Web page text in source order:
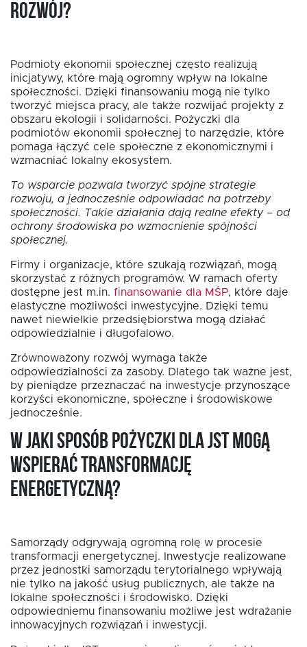
rozwój?
Podmioty ekonomii społecznej często realizują
inicjatywy, które mają ogromny wpływ na lokalne
społeczności. Dzięki finansowaniu mogą nie tylko
tworzyć miejsca pracy, ale także rozwijać projekty z
obszaru ekologii i solidarności. Pożyczki dla
podmiotów ekonomii społecznej to narzędzie, które
pomaga łączyć cele społeczne z ekonomicznymi i
wzmacniać lokalny ekosystem.
To wsparcie pozwala tworzyć spójne strategie
rozwoju, a jednocześnie odpowiadać na potrzeby
społeczności. Takie działania dają realne efekty – od
ochrony środowiska po wzmocnienie spójności
społecznej.
Firmy i organizacje, które szukają rozwiązań, mogą
skorzystać z różnych programów. W ramach oferty
dostępne jest m.in. finansowanie dla MŚP, które daje
elastyczne możliwości inwestycyjne. Dzięki temu
nawet niewielkie przedsiębiorstwa mogą działać
odpowiedzialnie i długofalowo.
Zrównoważony rozwój wymaga także
odpowiedzialności za zasoby. Dlatego tak ważne jest,
by pieniądze przeznaczać na inwestycje przynoszące
korzyści ekonomiczne, społeczne i środowiskowe
jednocześnie.
W jaki sposób pożyczki dla JST mogą
wspierać transformację
energetyczną?
Samorządy odgrywają ogromną rolę w procesie
transformacji energetycznej. Inwestycje realizowane
przez jednostki samorządu terytorialnego wpływają
nie tylko na jakość usług publicznych, ale także na
lokalne społeczności i środowisko. Dzięki
odpowiedniemu finansowaniu możliwe jest wdrażanie
innowacyjnych rozwiązań i inwestycji.